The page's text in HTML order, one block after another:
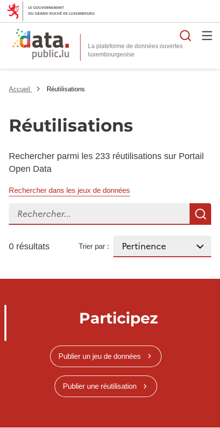
La plateforme de données ouvertes
Accueil Réutilisations
Réutilisations
Rechercher parmi les 233 réutilisations sur Portail
Open Data
Rechercher dans les jeux de données
Rechercher...
0 résultats Trier par :
Participez
Publier un jeu de données
Publier une réutilisation